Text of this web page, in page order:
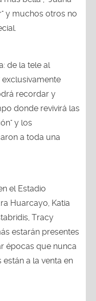
y muchos otros no
de la tele al
recordar y
donde revivirá las
y los
a toda una
el Estadio
Huarcayo, Katia
Tracy
estarán presentes
épocas que nunca
a la venta en